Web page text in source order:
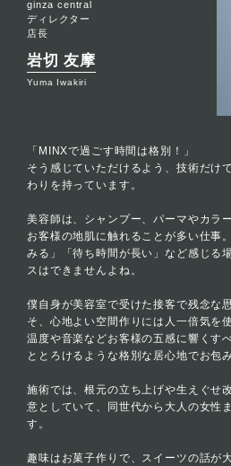
ginza central
ディレクター
店長
岩切 友摩
Yuma Iwakiri
「MINXで過ごす時間は格別！」
そう感じていただけるよう、技術だけ
わりを持っています。
美容師は、シャンプー、パーマやカラ
お客様の地肌に触れることが多い仕事
みる」「待ち時間が長い」など感じる
スはできませんよね。
僕自身が美容室で受けた接客で残念な
そ、心地よい空間作りには人一倍気を
温度や音楽などお客様の五感に響くす
ととろけるような格別な居心地でお包
施術では、根元の立ち上げや生えぐせ
意としていて、同世代から大人の女性
す。
趣味はお菓子作りで、スイーツの話が